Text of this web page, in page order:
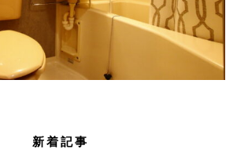
新着記事